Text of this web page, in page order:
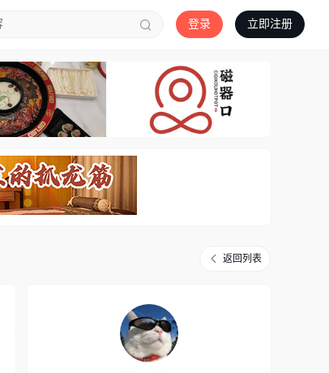
登录 立即注册
返回列表